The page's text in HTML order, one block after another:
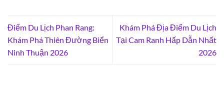
Điểm Du Lịch Phan Rang:
Khám Phá Thiên Đường Biển
Ninh Thuận 2026
Khám Phá Địa Điểm Du Lịch
Tại Cam Ranh Hấp Dẫn Nhất
2026